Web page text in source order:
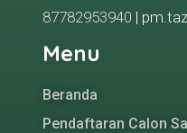
87782953940 |
Menu
Beranda
Pendaftaran Calon